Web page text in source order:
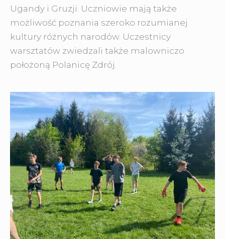
Ugandy i Gruzji. Uczniowie mają także
możliwość poznania szeroko rozumianej
kultury różnych narodów. Uczestnicy
warsztatów zwiedzali także malowniczo
położoną Polanicę Zdrój.